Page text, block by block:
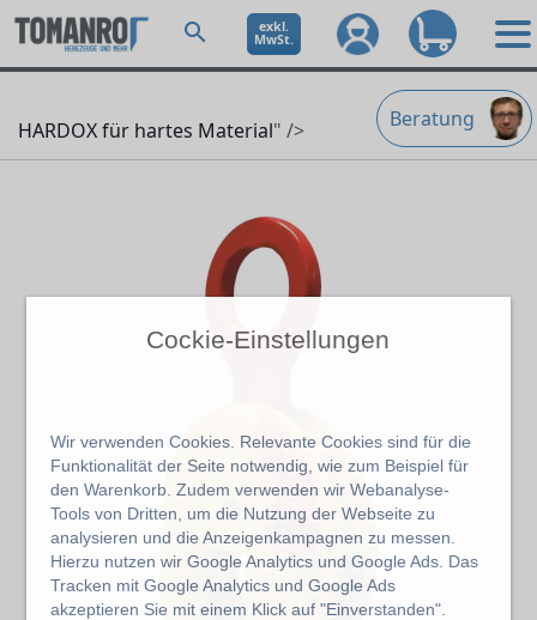
Cockie-Einstellungen
Wir verwenden Cookies. Relevante Cookies sind für die
Funktionalität der Seite notwendig, wie zum Beispiel für
den Warenkorb. Zudem verwenden wir Webanalyse-
Tools von Dritten, um die Nutzung der Webseite zu
analysieren und die Anzeigenkampagnen zu messen.
Hierzu nutzen wir Google Analytics und Google Ads. Das
Tracken mit Google Analytics und Google Ads
akzeptieren Sie mit einem Klick auf "Einverstanden".
exkl.
MwSt.
Beratung
HARDOX für hartes Material" />